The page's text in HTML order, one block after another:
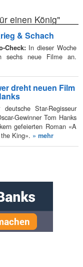
einen König"
& Schach
Check: In dieser Woche
sechs neue Filme an.
dreht neuen Film
deutsche Star-Regisseur
Gewinner Tom Hanks
gefeierten Roman «A
King». » mehr